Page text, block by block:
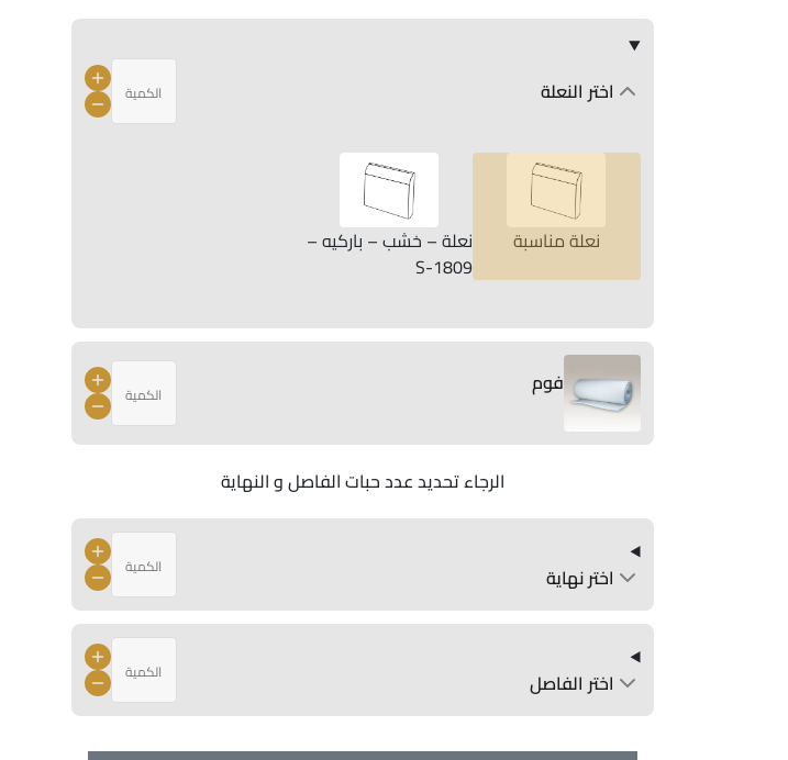
اختر النعلة
نعلة مناسبة
نعلة – خشب – باركيه –
S-1809
فوم
الرجاء تحديد عدد حبات الفاصل و النهاية
اختر نهاية
اختر الفاصل